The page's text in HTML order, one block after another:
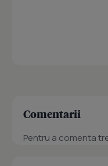
Comentarii
Pentru a comenta